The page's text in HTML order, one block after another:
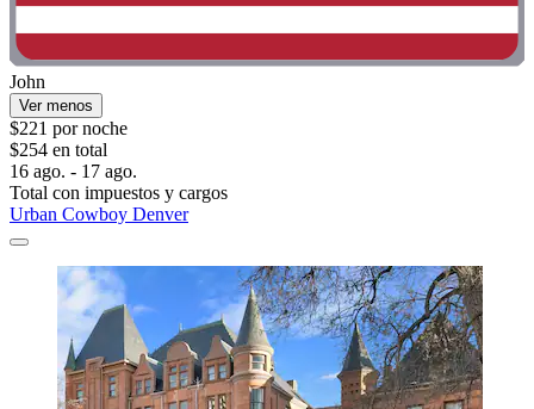
John
Ver menos
$221 por noche
$254 en total
16 ago. - 17 ago.
Total con impuestos y cargos
Urban Cowboy Denver